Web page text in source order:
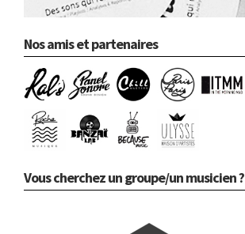
Nos amis et partenaires
Vous cherchez un groupe/un musicien ?